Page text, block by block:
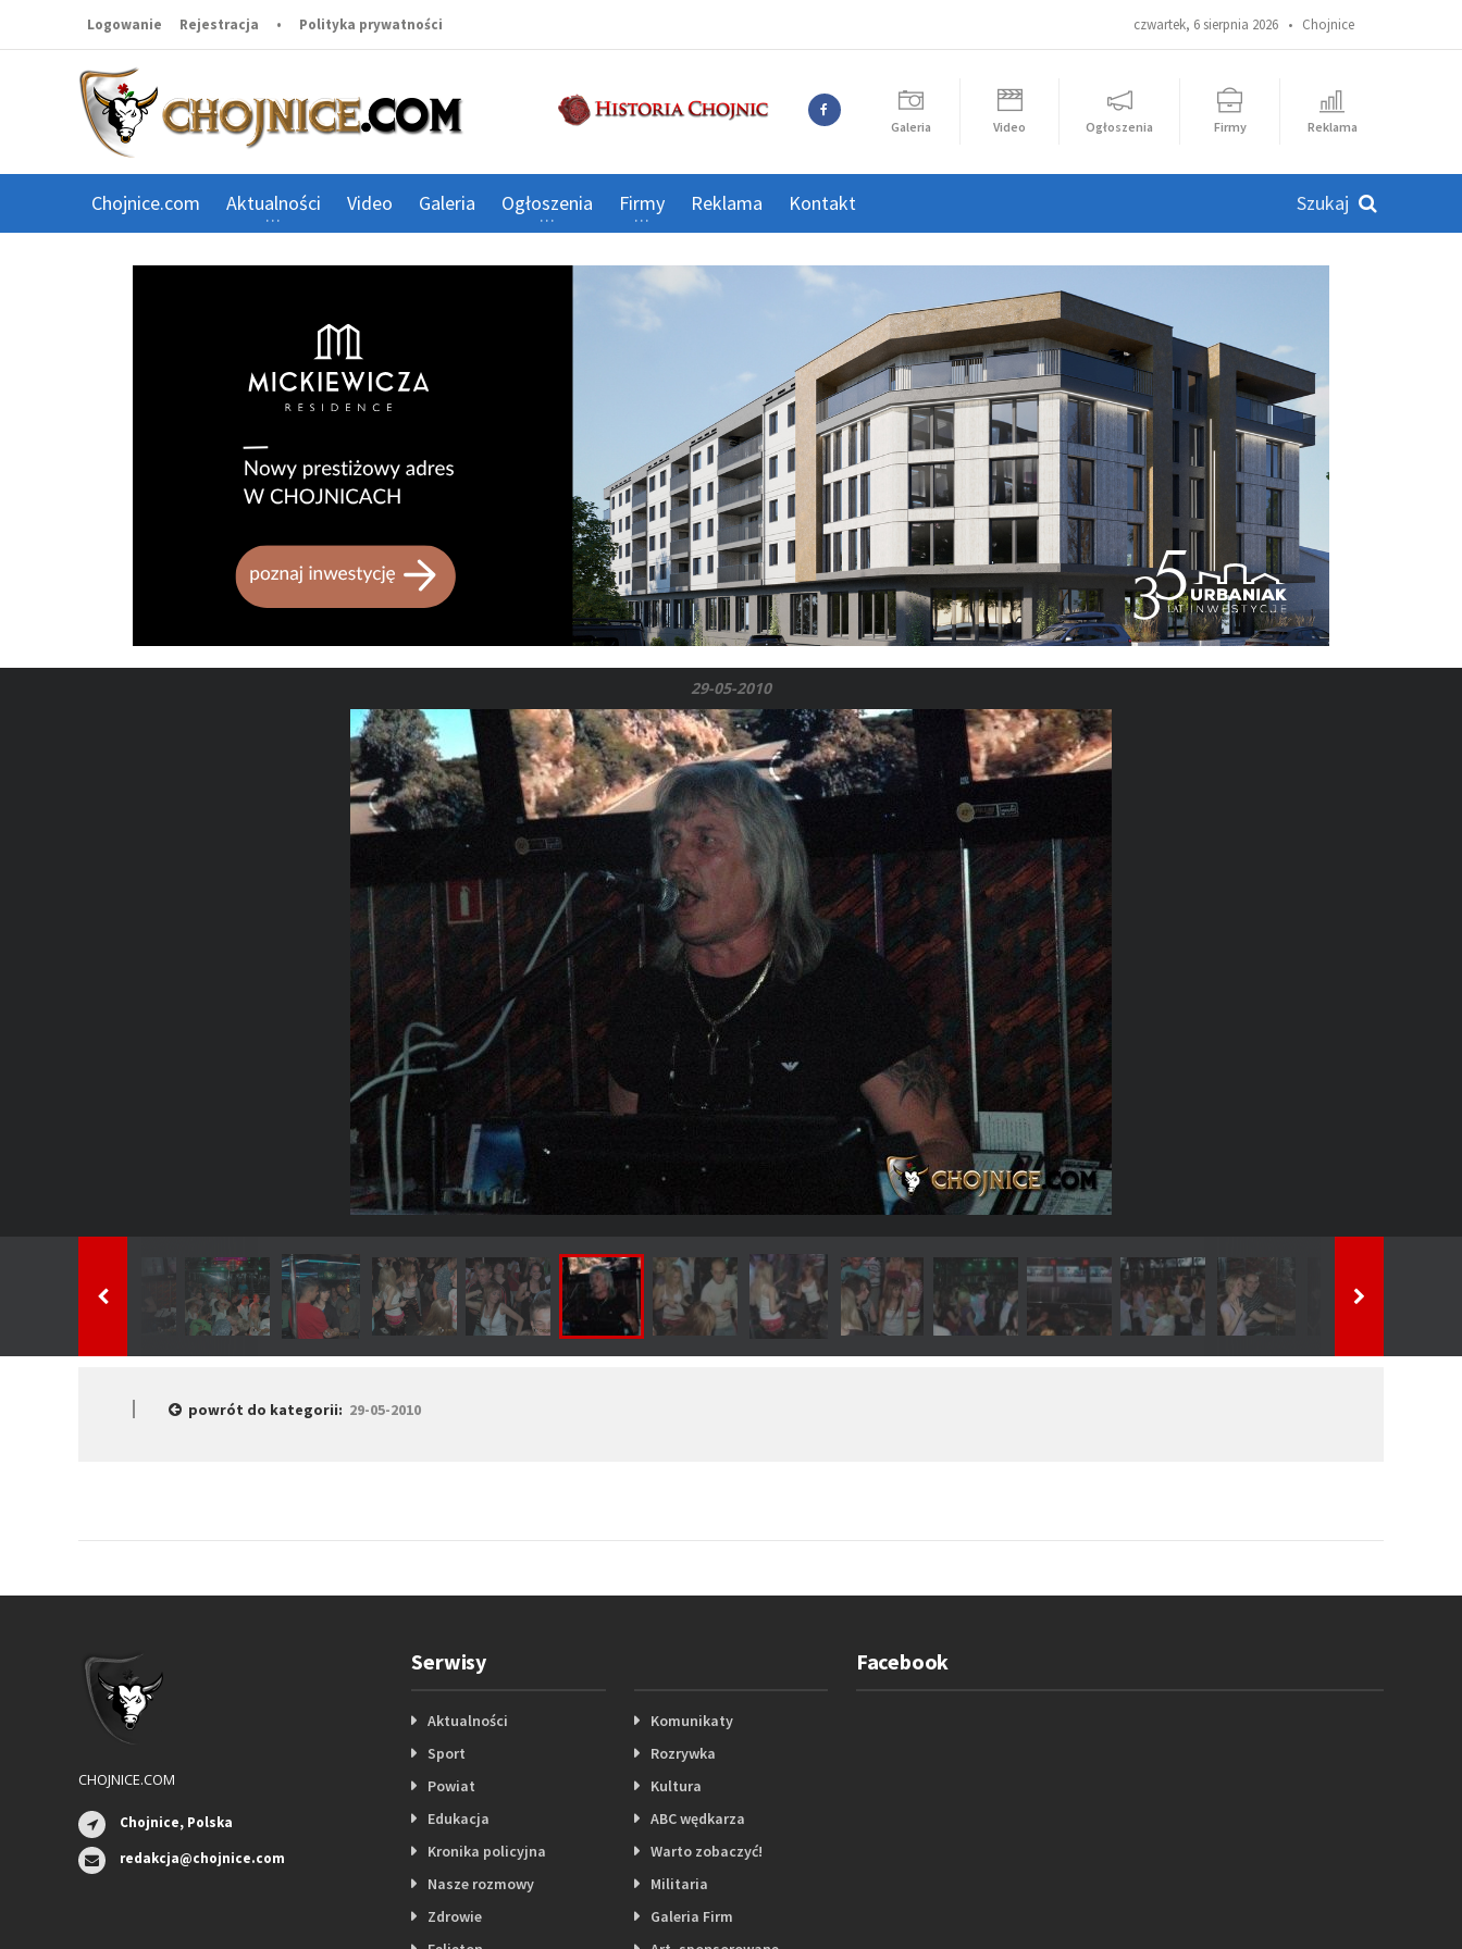
czwartek, 6 sierpnia 2026 • Chojnice
Logowanie Rejestracja • Polityka prywatności
Galeria Video Ogłoszenia Firmy Reklama
Chojnice.com Aktualności Video Galeria Ogłoszenia Firmy Reklama Kontakt
29-05-2010
powrót do kategorii: 29-05-2010
CHOJNICE.COM
Chojnice, Polska
redakcja@chojnice.com
Serwisy
Aktualności
Sport
Powiat
Edukacja
Kronika policyjna
Nasze rozmowy
Zdrowie
Komunikaty
Rozrywka
Kultura
ABC wędkarza
Warto zobaczyć!
Militaria
Galeria Firm
Facebook